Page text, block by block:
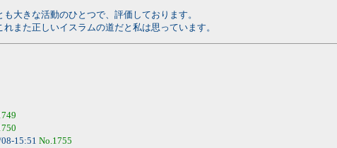
大きな活動のひとつで、評価しております。
また正しいイスラムの道だと私は思っています。
15:51 No.1755